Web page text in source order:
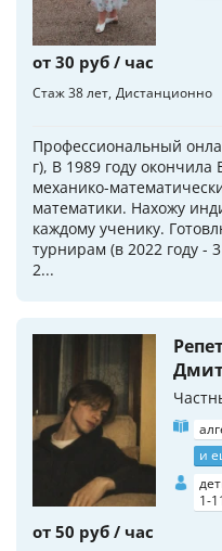
от 30 руб / час
Стаж 38 лет Дистанционно
Профессиональный
г), В 1989 году
механико-
математики. Нахожу
каждому ученику.
турнирам (в 2022 году -
2...
и
1-
от 50 руб / час